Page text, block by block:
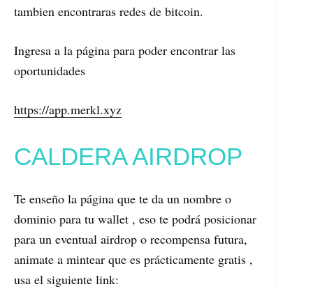
tambien encontraras redes de bitcoin.
Ingresa a la página para poder encontrar las
oportunidades
https://app.merkl.xyz
CALDERA AIRDROP
Te enseño la página que te da un nombre o
dominio para tu wallet , eso te podrá posicionar
para un eventual airdrop o recompensa futura,
animate a mintear que es prácticamente gratis ,
usa el siguiente link: